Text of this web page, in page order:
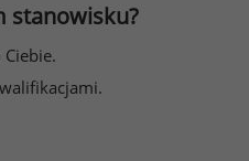
stanowisku?